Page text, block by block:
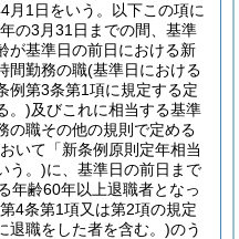
月1日をいう。以下この項に
の3月31日までの間、基準
が基準日の前日における新
間勤務の職(基準日における
例第3条第1項に規定する定
。)及びこれに相当する基準
の職その他の規則で定める
いて「新条例原則定年相当
う。)に、基準日の前日まで
年齢60年以上退職者となっ
4条第1項又は第2項の規定
退職をした者を含む。)のう